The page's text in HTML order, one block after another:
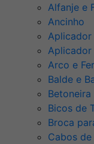
Alfanje e
Ancinho
Aplicador
Aplicador
Arco e
Balde e
Betoneira
Bicos de
Broca
Cabos de